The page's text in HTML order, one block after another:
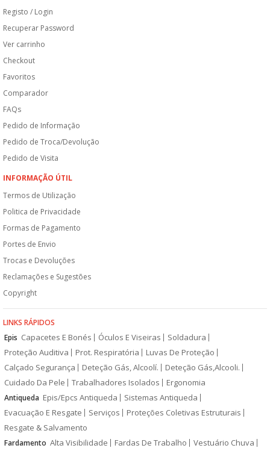
Registo / Login
Recuperar Password
Ver carrinho
Checkout
Favoritos
Comparador
FAQs
Pedido de Informação
Pedido de Troca/Devolução
Pedido de Visita
INFORMAÇÃO ÚTIL
Termos de Utilização
Politica de Privacidade
Formas de Pagamento
Portes de Envio
Trocas e Devoluções
Reclamações e Sugestões
Copyright
LINKS RÁPIDOS
Epis Capacetes E Bonés Óculos E Viseiras
Soldadura
Proteção Auditiva
Prot. Respiratória
Luvas De Proteção
Calçado Segurança
Deteção Gás, Alcoolí.
Deteção Gás,Alcooli.
Cuidado Da Pele
Trabalhadores Isolados Ergonomia
Antiqueda Epis/Epcs Antiqueda
Sistemas Antiqueda
Evacuação E Resgate
Serviços
Proteções Coletivas Estruturais
Resgate & Salvamento
Fardamento Alta Visibilidade Fardas De Trabalho
Vestuário Chuva